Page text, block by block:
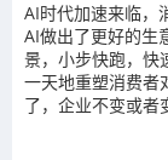
AI时代加速来临，
AI做出了更好的生
景，小步快跑，快
一天地重塑消费者
了，企业不变或者